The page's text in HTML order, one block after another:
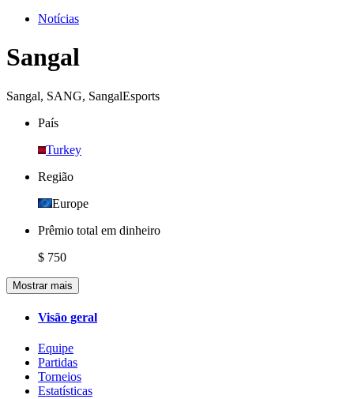
Notícias
Sangal
Sangal, SANG, SangalEsports
País
Turkey
Região
Europe
Prêmio total em dinheiro
$ 750
Mostrar mais
Visão geral
Equipe
Partidas
Torneios
Estatísticas